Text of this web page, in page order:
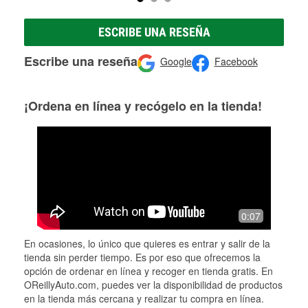
ESCRIBE UNA RESEÑA
Escribe una reseña Google Facebook
¡Ordena en línea y recógelo en la tienda!
0:07
En ocasiones, lo único que quieres es entrar y salir de la
tienda sin perder tiempo. Es por eso que ofrecemos la
opción de ordenar en línea y recoger en tienda gratis. En
OReillyAuto.com, puedes ver la disponibilidad de productos
en la tienda más cercana y realizar tu compra en línea.